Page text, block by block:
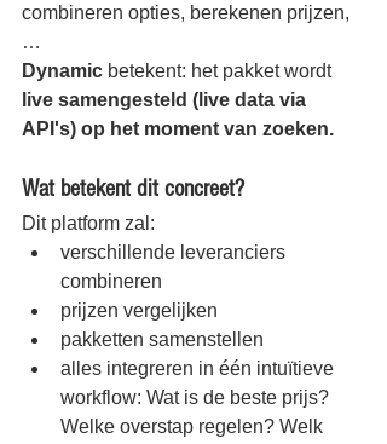
combineren opties, berekenen prijzen,
…
Dynamic betekent: het pakket wordt
live samengesteld (live data via
API's) op het moment van zoeken.
Wat betekent dit concreet?
Dit platform zal:
verschillende leveranciers
combineren
prijzen vergelijken
pakketten samenstellen
alles integreren in één intuïtieve
workflow: Wat is de beste prijs?
Welke overstap regelen? Welk